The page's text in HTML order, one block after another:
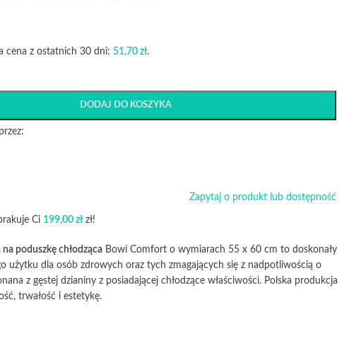
cena z ostatnich 30 dni: 51,70 zł.
DODAJ DO KOSZYKA
Zapytaj o produkt lub dostępność
Ci 199,00 złzł!
na poduszkę chłodząca Bowi Comfort o wymiarach 55 x 60 cm to doskonały
użytku dla osób zdrowych oraz tych zmagających się z nadpotliwością o
z gęstej dzianiny z posiadającej chłodzące właściwości. Polska produkcja
trwałość i estetykę.